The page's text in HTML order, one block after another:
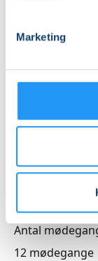
Marketing
DKK 625,00
Info
262115
torsdag
Sidste
torsdag
Antal
12 mødegange